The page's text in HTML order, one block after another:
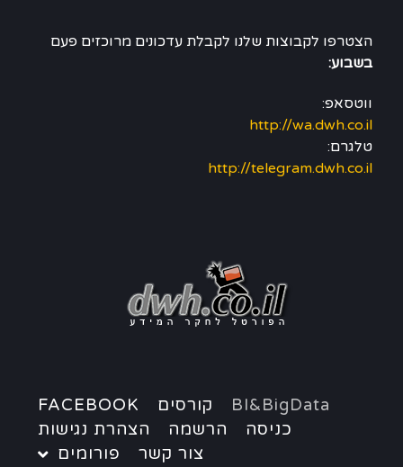
הצטרפו לקבוצות שלנו לקבלת עדכונים מרוכזים פעם
בשבוע:
ווטסאפ:
http://wa.dwh.co.il
טלגרם:
http://telegram.dwh.co.il
BI&BigData קורסים
FACEBOOK
כניסה
הרשמה
הצהרת נגישות
צור קשר
פורומים